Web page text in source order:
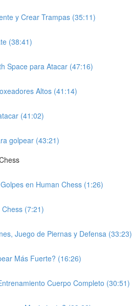
y Crear Trampas (35:11)
(38:41)
Space para Atacar (47:16)
Altos (41:14)
(41:02)
golpear (43:21)
en Human Chess (1:26)
(7:21)
Juego de Piernas y Defensa (33:23)
Más Fuerte? (16:26)
Cuerpo Completo (30:51)